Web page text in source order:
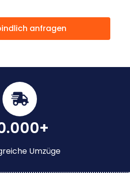
anfragen
Umzüge